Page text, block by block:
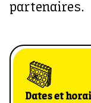
partenaires.
Dates et